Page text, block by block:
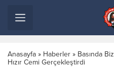
Anasayfa » Haberler » Basında Biz
Hızır Cemi Gerçekleştirdi